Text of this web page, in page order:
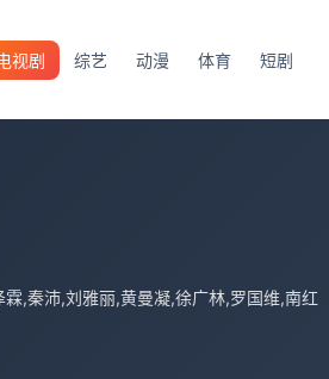
视剧 综艺 动漫 体育 短剧
,秦沛,刘雅丽,黄曼凝,徐广林,罗国维,南红